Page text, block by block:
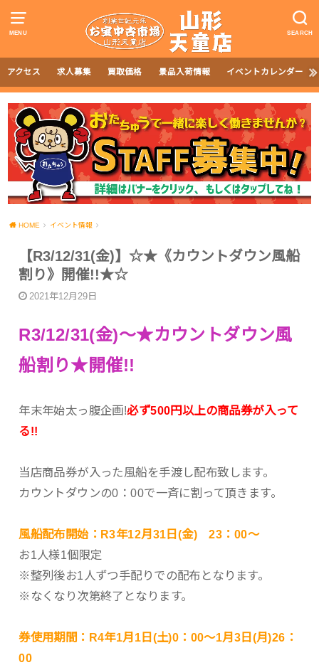
MENU SEARCH
アクセス 求人募集 買取価格 景品入荷情報 イベントカレンダー
HOME イベント情報
【R3/12/31(金)】☆★《カウントダウン風船
割り》開催!!★☆
2021年12月29日
R3/12/31(金)～★カウントダウン風
船割り★開催!!
年末年始太っ腹企画!必ず500円以上の商品券が入って
る!!
当店商品券が入った風船を手渡し配布致します。
カウントダウンの0：00で一斉に割って頂きます。
風船配布開始：R3年12月31日(金) 23：00～
お1人様1個限定
※整列後お1人ずつ手配りでの配布となります。
※なくなり次第終了となります。
券使用期間：R4年1月1日(土)0：00～1月3日(月)26：
00